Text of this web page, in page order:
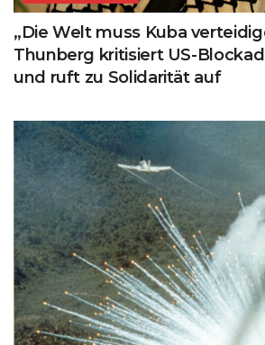
„Die Welt muss Kuba
Thunberg kritisiert US-
und ruft zu Solidarität auf